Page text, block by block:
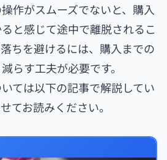
作がスムーズでないと、購入
と感じて途中で離脱されるこ
ちを避けるには、購入までの
らす工夫が必要です。
ては以下の記事で解説してい
てお読みください。